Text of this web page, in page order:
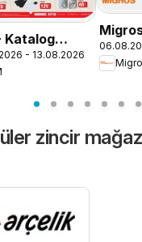
Katalog
- 13.08.2026
zincir